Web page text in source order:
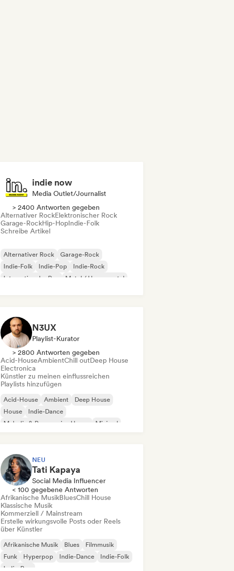
indie now
Media Outlet/Journalist
> 2400 Antworten gegeben
Alternativer RockElektronischer Rock
Garage-RockHip-HopIndie-Folk
Schreibe Artikel
Alternativer Rock
Garage-Rock
Indie-Folk
Indie-Pop
Indie-Rock
Internationaler Rap
Metal / Heavy metal
N3UX
Playlist-Kurator
> 2800 Antworten gegeben
Acid-HouseAmbientChill outDeep House
Electronica
Künstler zu meinen einflussreichen
Playlists hinzufügen
Acid-House Ambient
Deep House
House
Indie-Dance
Melodic & Progressive House
Minimal
NEU
Tati Kapaya
Social Media Influencer
< 100 gegebene Antworten
Afrikanische MusikBluesChill House
Klassische Musik
Kommerziell / Mainstream
Erstelle wirkungsvolle Posts oder Reels
über Künstler
Afrikanische Musik Blues
Filmmusik
Funk
Hyperpop Indie-Dance
Indie-Folk
Indie-Pop